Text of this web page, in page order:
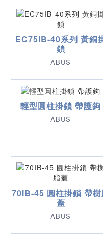
EC75IB-40系列 黃銅
鎖
ABUS
輕型圓柱掛鎖 帶護鉤
ABUS
70IB-45 圓柱掛鎖 帶樹
蓋
ABUS